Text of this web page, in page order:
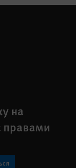
на
правами